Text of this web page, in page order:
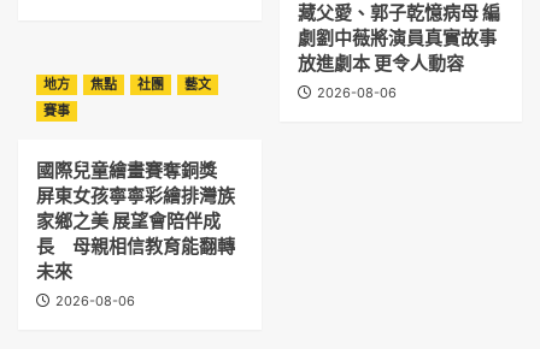
藏父愛、郭子乾憶病母 編
劇劉中薇將演員真實故事
放進劇本 更令人動容
2026-08-06
地方 焦點 社團
藝文
賽事
國際兒童繪畫賽奪銅獎
屏東女孩寧寧彩繪排灣族
家鄉之美 展望會陪伴成
長 母親相信教育能翻轉
未來
2026-08-06